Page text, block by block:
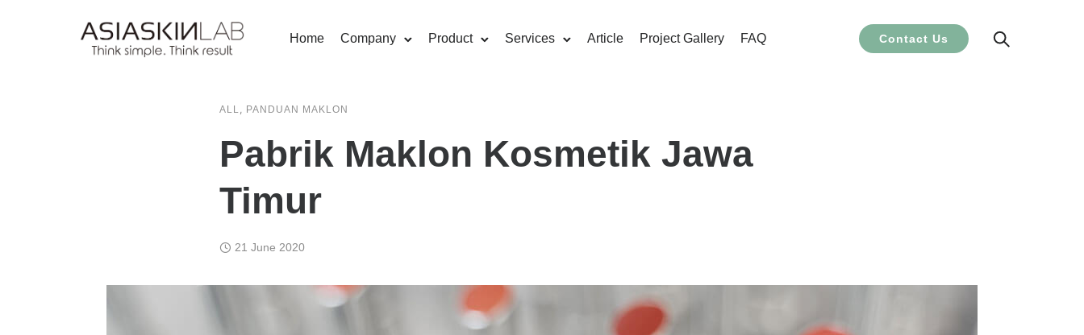
Home Company Product Services Article Project Gallery FAQ Contact Us
ALL, PANDUAN MAKLON
Pabrik Maklon Kosmetik Jawa
Timur
21 June 2020